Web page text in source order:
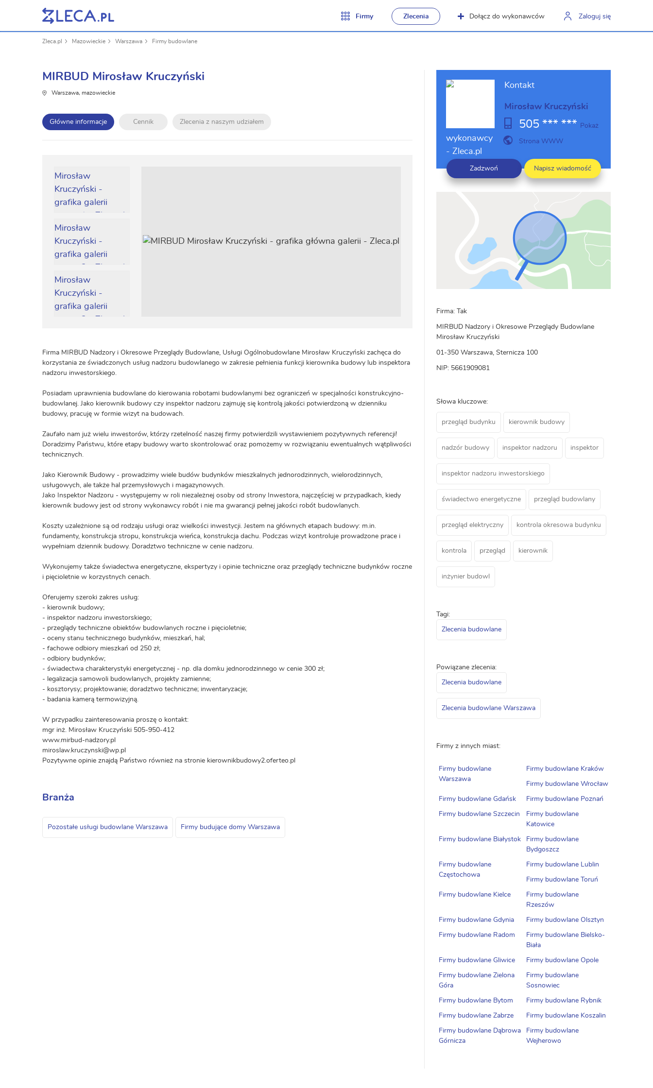
Firmy Zlecenia Dołącz do wykonawców Zaloguj się
Zleca.pl Mazowieckie Warszawa Firmy budowlane
MIRBUD Mirosław Kruczyński
Warszawa, mazowieckie
Główne informacje Cennik Zlecenia z naszym udziałem
Firma MIRBUD Nadzory i Okresowe Przeglądy Budowlane, Usługi Ogólnobudowlane Mirosław Kruczyński zachęca do
korzystania ze świadczonych usług nadzoru budowlanego w zakresie pełnienia funkcji kierownika budowy lub inspektora
nadzoru inwestorskiego.
Posiadam uprawnienia budowlane do kierowania robotami budowlanymi bez ograniczeń w specjalności konstrukcyjno-
budowlanej. Jako kierownik budowy czy inspektor nadzoru zajmuję się kontrolą jakości potwierdzoną w dzienniku
budowy, pracuję w formie wizyt na budowach.
Zaufało nam już wielu inwestorów, którzy rzetelność naszej firmy potwierdzili wystawieniem pozytywnych referencji!
Doradzimy Państwu, które etapy budowy warto skontrolować oraz pomożemy w rozwiązaniu ewentualnych wątpliwości
technicznych.
Jako Kierownik Budowy - prowadzimy wiele budów budynków mieszkalnych jednorodzinnych, wielorodzinnych,
usługowych, ale także hal przemysłowych i magazynowych.
Jako Inspektor Nadzoru - występujemy w roli niezależnej osoby od strony Inwestora, najczęściej w przypadkach, kiedy
kierownik budowy jest od strony wykonawcy robót i nie ma gwarancji pełnej jakości robót budowlanych.
Koszty uzależnione są od rodzaju usługi oraz wielkości inwestycji. Jestem na głównych etapach budowy: m.in.
fundamenty, konstrukcja stropu, konstrukcja wieńca, konstrukcja dachu. Podczas wizyt kontroluje prowadzone prace i
wypełniam dziennik budowy. Doradztwo techniczne w cenie nadzoru.
Wykonujemy także świadectwa energetyczne, ekspertyzy i opinie techniczne oraz przeglądy techniczne budynków roczne
i pięcioletnie w korzystnych cenach.
Oferujemy szeroki zakres usług:
- kierownik budowy;
- inspektor nadzoru inwestorskiego;
- przeglądy techniczne obiektów budowlanych roczne i pięcioletnie;
- oceny stanu technicznego budynków, mieszkań, hal;
- fachowe odbiory mieszkań od 250 zł;
- odbiory budynków;
- świadectwa charakterystyki energetycznej - np. dla domku jednorodzinnego w cenie 300 zł;
- legalizacja samowoli budowlanych, projekty zamienne;
- kosztorysy; projektowanie; doradztwo techniczne; inwentaryzacje;
- badania kamerą termowizyjną.
W przypadku zainteresowania proszę o kontakt:
mgr inż. Mirosław Kruczyński 505-950-412
www.mirbud-nadzory.pl
miroslaw.kruczynski@wp.pl
Pozytywne opinie znajdą Państwo również na stronie kierownikbudowy2.oferteo.pl
Branża
Pozostałe usługi budowlane Warszawa Firmy budujące domy Warszawa
Kontakt
Mirosław Kruczyński
505 *** *** Pokaż
Strona WWW
Zadzwoń Napisz wiadomość
Firma: Tak
MIRBUD Nadzory i Okresowe Przeglądy Budowlane
Mirosław Kruczyński
01-350 Warszawa, Sternicza 100
NIP: 5661909081
Słowa kluczowe:
przegląd budynku kierownik budowy
nadzór budowy inspektor nadzoru inspektor
inspektor nadzoru inwestorskiego
świadectwo energetyczne przegląd budowlany
przegląd elektryczny kontrola okresowa budynku
kontrola przegląd kierownik
inżynier budowl
Tagi:
Zlecenia budowlane
Powiązane zlecenia:
Zlecenia budowlane
Zlecenia budowlane Warszawa
Firmy z innych miast:
Firmy budowlane
Warszawa
Firmy budowlane Kraków
Firmy budowlane Wrocław
Firmy budowlane Gdańsk Firmy budowlane Poznań
Firmy budowlane Szczecin
Firmy budowlane
Katowice
Firmy budowlane Białystok
Firmy budowlane
Bydgoszcz
Firmy budowlane
Częstochowa
Firmy budowlane Lublin
Firmy budowlane Toruń
Firmy budowlane Kielce
Firmy budowlane
Rzeszów
Firmy budowlane Gdynia Firmy budowlane Olsztyn
Firmy budowlane Radom
Firmy budowlane Bielsko-
Biała
Firmy budowlane Gliwice Firmy budowlane Opole
Firmy budowlane Zielona
Góra
Firmy budowlane
Sosnowiec
Firmy budowlane Bytom Firmy budowlane Rybnik
Firmy budowlane Zabrze Firmy budowlane Koszalin
Firmy budowlane Dąbrowa
Górnicza
Firmy budowlane
Wejherowo